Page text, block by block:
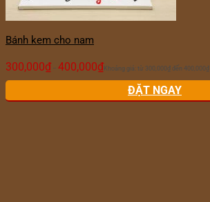
Bánh kem cho nam
300,000₫ – 400,000₫ Khoảng giá: từ 300,000₫ đến 400,000₫
ĐẶT NGAY